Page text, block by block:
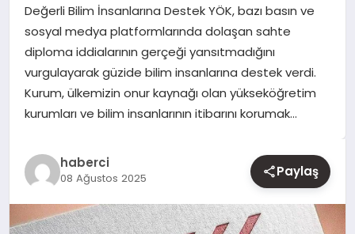
YAŞAM
EĞITIM
Değerli Bilim İnsanlarına Destek YÖK, bazı basın ve
sosyal medya platformlarında dolaşan sahte
diploma iddialarının gerçeği yansıtmadığını
vurgulayarak güzide bilim insanlarına destek verdi.
Kurum, ülkemizin onur kaynağı olan yükseköğretim
kurumları ve bilim insanlarının itibarını korumak…
haberci
08 Ağustos 2025 Paylaş